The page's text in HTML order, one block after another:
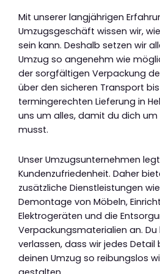
Mit unserer langjährigen
Umzugsgeschäft wissen wir,
sein kann. Deshalb setzen wir
Umzug so angenehm wie
der sorgfältigen Verpackung
über den sicheren Transport
termingerechten Lieferung in
uns um alles, damit du dich
musst.
Unser Umzugsunternehmen
Kundenzufriedenheit. Daher
zusätzliche Dienstleistungen
Demontage von Möbeln,
Elektrogeräten und die
Verpackungsmaterialien an.
verlassen, dass wir jedes
deinen Umzug so reibungslos